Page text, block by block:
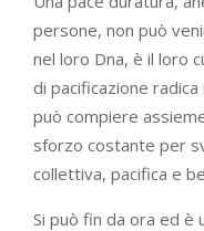
persone, non può
nel loro Dna, è il loro
di pacificazione
può compiere
sforzo costante per
collettiva, pacifica e
Si può fin da ora ed è